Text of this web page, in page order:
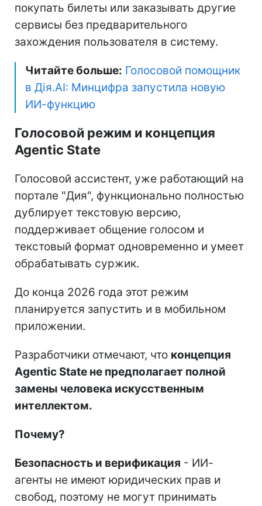
покупать билеты или заказывать другие
сервисы без предварительного
захождения пользователя в систему.
Читайте больше: Голосовой помощник
в Дія.AI: Минцифра запустила новую
ИИ-функцию
Голосовой режим и концепция
Agentic State
Голосовой ассистент, уже работающий на
портале "Дия", функционально полностью
дублирует текстовую версию,
поддерживает общение голосом и
текстовый формат одновременно и умеет
обрабатывать суржик.
До конца 2026 года этот режим
планируется запустить и в мобильном
приложении.
Разработчики отмечают, что концепция
Agentic State не предполагает полной
замены человека искусственным
интеллектом.
Почему?
Безопасность и верификация - ИИ-
агенты не имеют юридических прав и
свобод, поэтому не могут принимать